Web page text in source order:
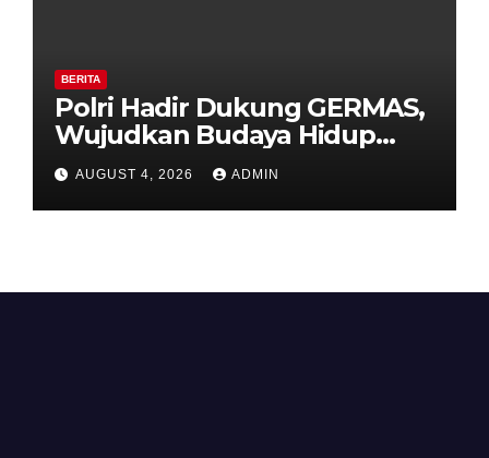
BERITA
Polri Hadir Dukung GERMAS,
Wujudkan Budaya Hidup
Sehat di Kecamatan Pabelan
AUGUST 4, 2026 ADMIN